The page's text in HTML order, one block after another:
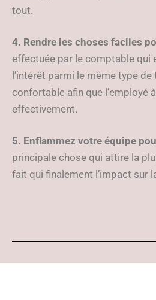
tout.
4. Rendre les choses faciles
effectuée par le comptable qui
l’intérêt parmi le même type
confortable afin que l’employé
effectivement.
5. Enflammez votre équipe
principale chose qui attire la
fait qui finalement l’impact sur